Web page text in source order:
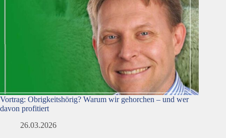
Vortrag: Obrigkeitshörig? Warum wir gehorchen – und wer
davon profitiert
26.03.2026